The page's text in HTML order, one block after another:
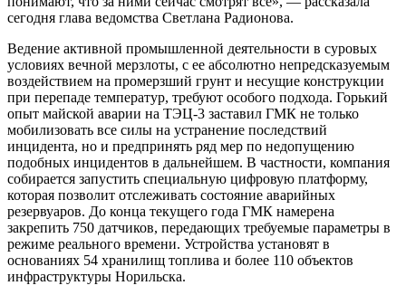
сегодня глава ведомства Светлана Радионова.
Ведение активной промышленной деятельности в суровых
условиях вечной мерзлоты, с ее абсолютно непредсказуемым
воздействием на промерзший грунт и несущие конструкции
при перепаде температур, требуют особого подхода. Горький
опыт майской аварии на ТЭЦ-3 заставил ГМК не только
мобилизовать все силы на устранение последствий
инцидента, но и предпринять ряд мер по недопущению
подобных инцидентов в дальнейшем. В частности, компания
собирается запустить специальную цифровую платформу,
которая позволит отслеживать состояние аварийных
резервуаров. До конца текущего года ГМК намерена
закрепить 750 датчиков, передающих требуемые параметры в
режиме реального времени. Устройства установят в
основаниях 54 хранилищ топлива и более 110 объектов
инфраструктуры Норильска.